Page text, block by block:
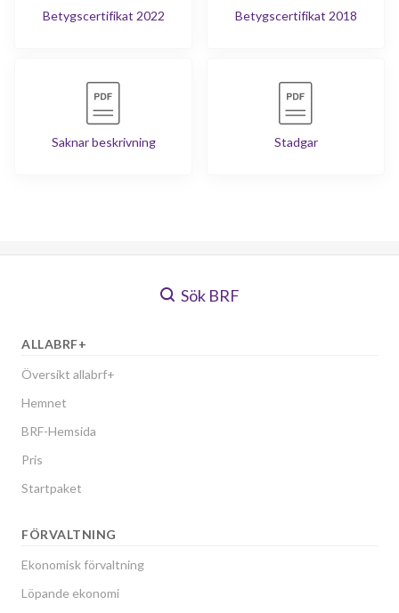
Betygscertifikat 2022 Betygscertifikat 2018
Saknar beskrivning Stadgar
Sök BRF
ALLABRF+
Översikt allabrf+
Hemnet
BRF-Hemsida
Pris
Startpaket
FÖRVALTNING
Ekonomisk förvaltning
Löpande ekonomi